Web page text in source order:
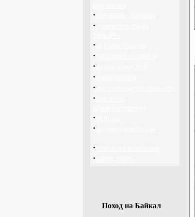
·
·
·
·
·
·
·
·
·
·
·
·
Поход на Байкал